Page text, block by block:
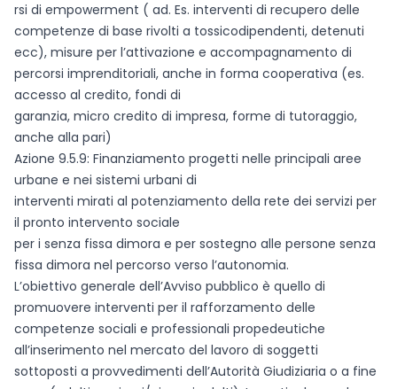
rsi di empowerment ( ad. Es. interventi di recupero delle
competenze di base rivolti a tossicodipendenti, detenuti
ecc), misure per l’attivazione e accompagnamento di
percorsi imprenditoriali, anche in forma cooperativa (es.
accesso al credito, fondi di
garanzia, micro credito di impresa, forme di tutoraggio,
anche alla pari)
Azione 9.5.9: Finanziamento progetti nelle principali aree
urbane e nei sistemi urbani di
interventi mirati al potenziamento della rete dei servizi per
il pronto intervento sociale
per i senza fissa dimora e per sostegno alle persone senza
fissa dimora nel percorso verso l’autonomia.
L’obiettivo generale dell’Avviso pubblico è quello di
promuovere interventi per il rafforzamento delle
competenze sociali e professionali propedeutiche
all’inserimento nel mercato del lavoro di soggetti
sottoposti a provvedimenti dell’Autorità Giudiziaria o a fine